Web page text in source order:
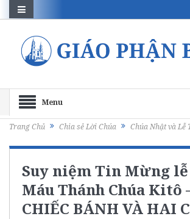
Menu
Trang Chủ Chia sẻ Lời Chúa Chúa Nhật và Lễ
Suy niệm Tin Mừng
Máu Thánh Chúa Kitô
CHIẾC BÁNH VÀ HAI